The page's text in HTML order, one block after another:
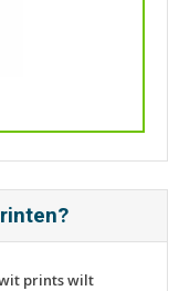
prints wilt